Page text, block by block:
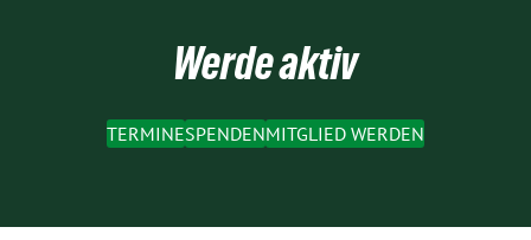
Werde aktiv
TERMINESPENDENMITGLIED WERDEN